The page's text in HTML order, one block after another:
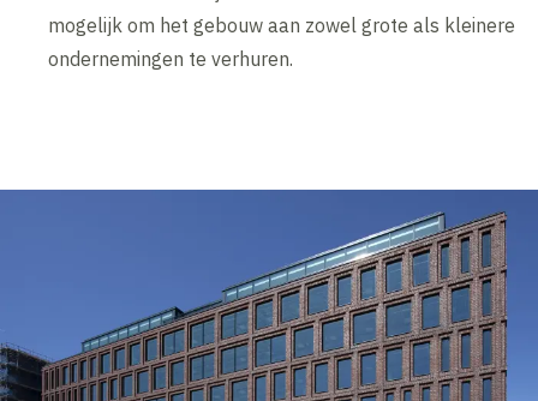
mogelijk om het gebouw aan zowel grote als kleinere
ondernemingen te verhuren.